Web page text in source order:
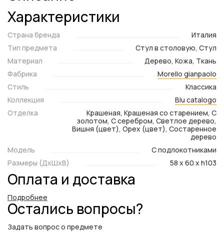
Характеристики
Страна бренда
Италия
Тип предмета
Стул в столовую, Стул
Материал
Дерево, Кожа, Ткань
Фабрика
Morello gianpaolo
Стиль
Классика
Коллекция
Blu catalogo
Отделка
Крашеная, Крашеная со старением, С
золотом, С серебром, Светлое дерево,
Вишня (цвет), Орех (цвет), Состаренное
дерево
Модель
С подлокотниками
Размеры (ДxШxВ)
58 x 60 x h103
Оплата и доставка
Подробнее
Остались вопросы?
Задать вопрос о предмете